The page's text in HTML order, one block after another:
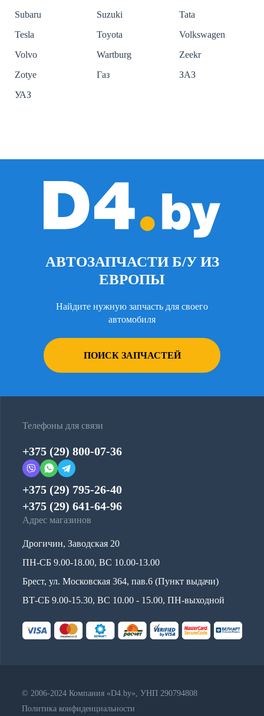
Subaru
Suzuki
Tata
Tesla
Toyota
Volkswagen
Volvo
Wartburg
Zeekr
Zotye
Газ
ЗАЗ
УАЗ
АВТОЗАПЧАСТИ Б/У ИЗ
ЕВРОПЫ
Найдите нужную запчасть для своего
автомобиля
ПОИСК ЗАПЧАСТЕЙ
Телефоны для связи
+375 (29) 800-07-36
+375 (29) 795-26-40
+375 (29) 641-64-96
Адрес магазинов
Дрогичин, Заводская 20
ПН-СБ 9.00-18.00, ВС 10.00-13.00
Брест, ул. Московская 364, пав.6 (Пункт выдачи)
ВТ-СБ 9.00-15.30, ВС 10.00 - 15.00, ПН-выходной
© 2006-2024 Компания «D4.by», УНП 290794808
Политика конфиденциальности